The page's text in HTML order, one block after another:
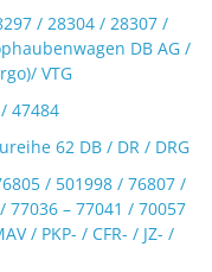
/ 28304 / 28307 /
DB AG /
VTG
47484
62 DB / DR / DRG
/ 501998 / 76807 /
77036 – 77041 / 70057
/ PKP- / CFR- / JZ- /